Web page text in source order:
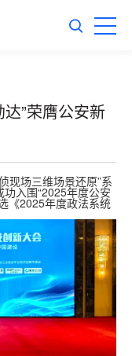
”荣膺公安新
现场三维场景还原”系
入围“2025年度公安
《2025年度政法系统